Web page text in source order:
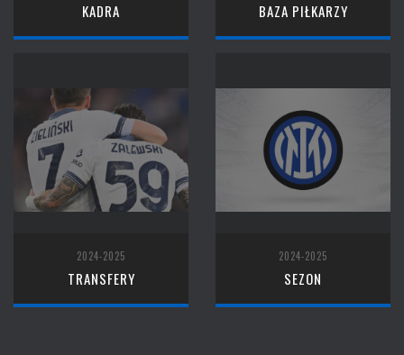
KADRA BAZA PIŁKARZY
2024-2025
TRANSFERY
2024-2025
SEZON